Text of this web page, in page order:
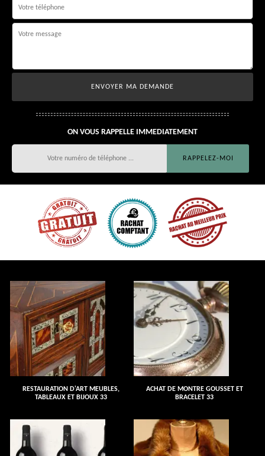
ON VOUS RAPPELLE IMMEDIATEMENT
RESTAURATION D'ART MEUBLES,
TABLEAUX ET BIJOUX 33
ACHAT DE MONTRE GOUSSET ET
BRACELET 33